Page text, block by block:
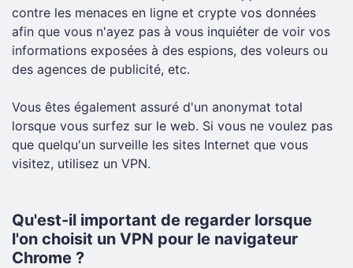
contre les menaces en ligne et crypte vos données
afin que vous n'ayez pas à vous inquiéter de voir vos
informations exposées à des espions, des voleurs ou
des agences de publicité, etc.
Vous êtes également assuré d'un anonymat total
lorsque vous surfez sur le web. Si vous ne voulez pas
que quelqu'un surveille les sites Internet que vous
visitez, utilisez un VPN.
Qu'est-il important de regarder lorsque
l'on choisit un VPN pour le navigateur
Chrome ?